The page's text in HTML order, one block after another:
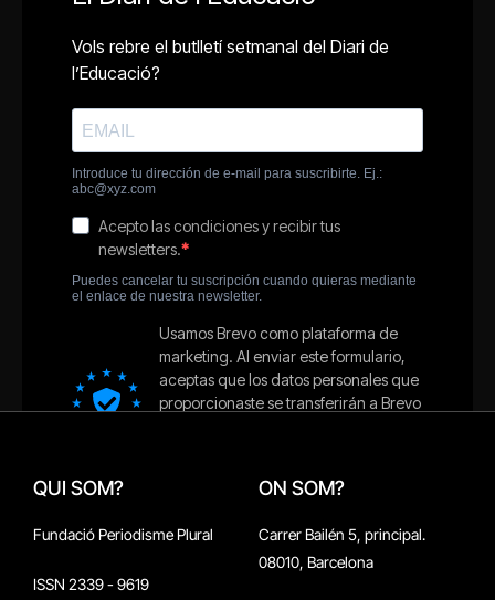
QUI SOM?
Fundació Periodisme Plural
ISSN 2339 - 9619
ON SOM?
Carrer Bailén 5, principal.
08010, Barcelona